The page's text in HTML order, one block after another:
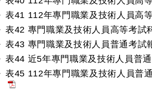
表41 112年專門職業及技術人員高
表42 專門職業及技術人員高等考試
表43 專門職業及技術人員普通考試
表44 近5年專門職業及技術人員普
表45 112年專門職業及技術人員普